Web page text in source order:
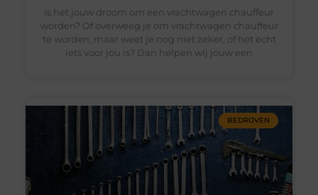
Is het jouw droom om een vrachtwagen chauffeur
worden? Of overweeg je om vrachtwagen chauffeur
te worden, maar weet je nog niet zeker, of het echt
iets voor jou is? Dan helpen wij jouw een
BEDRIJVEN